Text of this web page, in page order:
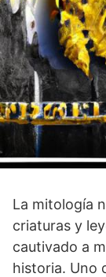
La mitología
⁢criaturas y​
cautivado a
historia. Uno